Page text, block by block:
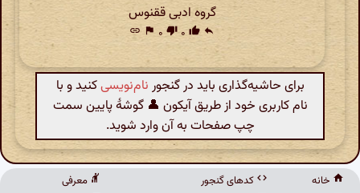
گروه ادبی ققنوس
reply
thumb_up ۰ thumb_down ۰ flag
link
برای حاشیه‌گذاری باید در گنجور نام‌نویسیکنید و با
نام کاربری خود از طریق آیکون 👤 گوشهٔ پایین سمت
چپ صفحات به آن وارد شوید.
خانه
کدهای گنجور
معرفی